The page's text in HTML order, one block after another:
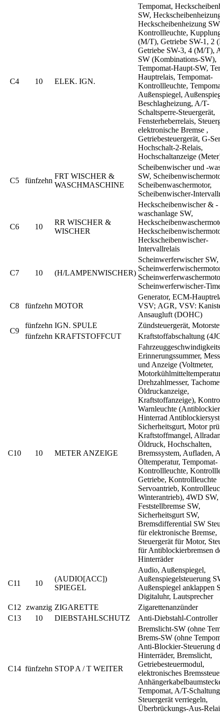
C4 10 ELEK. IGN.
Tempomat,
SW,
Heckscheibenheizung SW
Kontrollleuchte,
(M/T), Getriebe SW-1, 2
Getriebe SW-3, 4 (M/T),
SW (Kombinations-SW),
Tempomat-Haupt-SW,
Hauptrelais, Tempomat-
Kontrollleuchte,
Außenspiegel,
Beschlagheizung, A/T-
Schaltsperre-Steuergerät,
Fensterheberrelais,
elektronische Bremse ,
Getriebesteuergerät, G-
Hochschalt-2-Relais,
Hochschaltanzeige
C5 fünfzehn
FRT WISCHER &
WASCHMASCHINE
Scheibenwischer und -
SW,
Scheibenwaschermotor,
Scheibenwischer-
C6 10
RR WISCHER &
WISCHER
Heckscheibenwischer & -
waschanlage SW,
Heckscheibenwischer-
Intervallrelais
C7 10 (H/LAMPENWISCHER)
Scheinwerferwischer SW,
Scheinwerferwischer-
C8 fünfzehn MOTOR
Generator, ECM-
VSV; AGR, VSV:
Ansaugluft (DOHC)
C9
fünfzehn IGN. SPULE
Zündsteuergerät,
fünfzehn KRAFTSTOFFCUT Kraftstoffabschaltung
C10 10 METER ANZEIGE
Erinnerungssummer,
und Anzeige (Voltmeter,
Drehzahlmesser,
Öldruckanzeige,
Kraftstoffanzeige),
Warnleuchte
Hinterrad
Sicherheitsgurt, Motor
Kraftstoffmangel,
Öldruck, Hochschalten,
Bremssystem, Aufladen,
Öltemperatur, Tempomat-
Kontrollleuchte,
Getriebe, Kontrollleuchte
Servoantrieb,
Winterantrieb), 4WD SW,
Feststellbremse SW,
Sicherheitsgurt SW,
Bremsdifferential SW
für elektronische Bremse,
Steuergerät für Motor,
für Antiblockierbremsen
Hinterräder
C11 10
(AUDIO[ACC])
SPIEGEL
Audio, Außenspiegel,
Außenspiegelsteuerung
Außenspiegel anklappen
Digitaluhr, Lautsprecher
C12
zwanzig ZIGARETTE
Zigarettenanzünder
C13
10 DIEBSTAHLSCHUTZ Anti-Diebstahl-Controller
C14 fünfzehn STOP A / T WEITER
Bremslicht-SW (ohne
Brems-SW (ohne
Anti-Blockier-Steuerung
Hinterräder, Bremslicht,
Getriebesteuermodul,
elektronisches
Tempomat, A/T-Schaltung
Steuergerät verriegeln,
Überbrückungs-Aus-